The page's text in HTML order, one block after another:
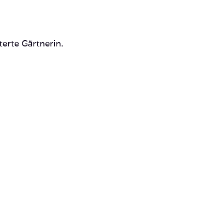
Gärtnerin.